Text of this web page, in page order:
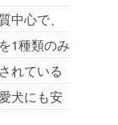
心で、
1種類のみ
れている
犬にも安